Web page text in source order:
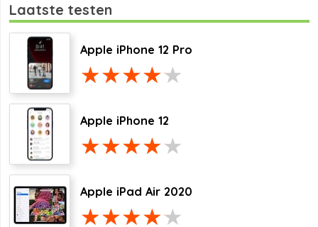
Laatste testen
Apple iPhone 12 Pro
Apple iPhone 12
Apple iPad Air 2020